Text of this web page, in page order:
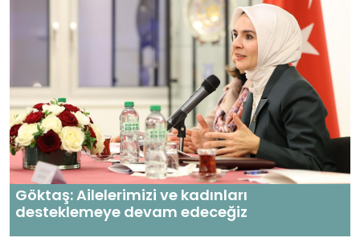
Göktaş: Ailelerimizi ve kadınları
desteklemeye devam edeceğiz